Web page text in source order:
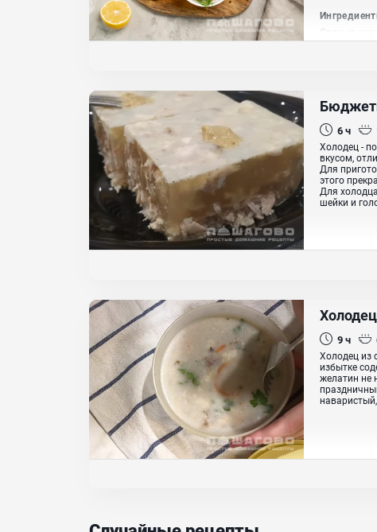
Свиные
6 ч
Холодец -
вкусом,
Для
этого
Для
шейки и
9 ч
Холодец из
избытке
желатин не